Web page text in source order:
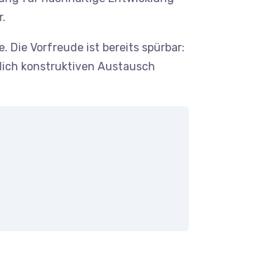
Die Vorfreude ist bereits spürbar:
konstruktiven Austausch